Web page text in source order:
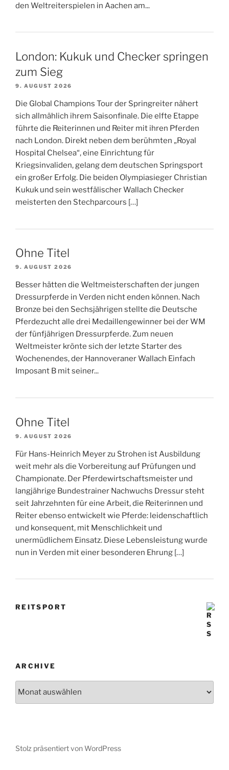
den Weltreiterspielen in Aachen am...
London: Kukuk und Checker springen
zum Sieg
9. AUGUST 2026
Die Global Champions Tour der Springreiter nähert
sich allmählich ihrem Saisonfinale. Die elfte Etappe
führte die Reiterinnen und Reiter mit ihren Pferden
nach London. Direkt neben dem berühmten „Royal
Hospital Chelsea“, eine Einrichtung für
Kriegsinvaliden, gelang dem deutschen Springsport
ein großer Erfolg. Die beiden Olympiasieger Christian
Kukuk und sein westfälischer Wallach Checker
meisterten den Stechparcours […]
Ohne Titel
9. AUGUST 2026
Besser hätten die Weltmeisterschaften der jungen
Dressurpferde in Verden nicht enden können. Nach
Bronze bei den Sechsjährigen stellte die Deutsche
Pferdezucht alle drei Medaillengewinner bei der WM
der fünfjährigen Dressurpferde. Zum neuen
Weltmeister krönte sich der letzte Starter des
Wochenendes, der Hannoveraner Wallach Einfach
Imposant B mit seiner...
Ohne Titel
9. AUGUST 2026
Für Hans-Heinrich Meyer zu Strohen ist Ausbildung
weit mehr als die Vorbereitung auf Prüfungen und
Championate. Der Pferdewirtschaftsmeister und
langjährige Bundestrainer Nachwuchs Dressur steht
seit Jahrzehnten für eine Arbeit, die Reiterinnen und
Reiter ebenso entwickelt wie Pferde: leidenschaftlich
und konsequent, mit Menschlichkeit und
unermüdlichem Einsatz. Diese Lebensleistung wurde
nun in Verden mit einer besonderen Ehrung […]
REITSPORT
ARCHIVE
Stolz präsentiert von WordPress